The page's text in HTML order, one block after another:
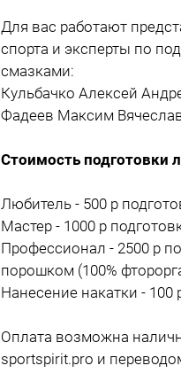
Для вас работают
спорта и эксперты по
смазками:
Кульбачко Алексей
Фадеев Максим
Стоимость подготовки
Любитель - 500 р
Мастер - 1000 р
Профессионал - 2500 р
порошком (100%
Нанесение накатки - 100
Оплата возможна
sportspirit.pro и